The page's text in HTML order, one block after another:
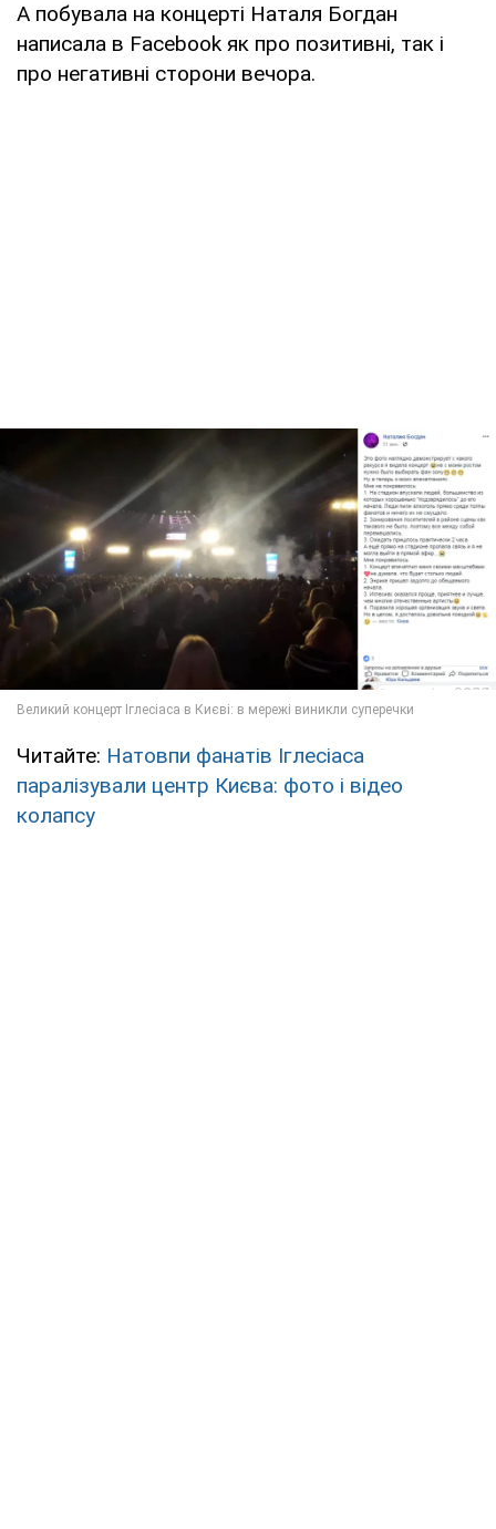
А побувала на концерті Наталя Богдан
написала в Facebook як про позитивні, так і
про негативні сторони вечора.
Читайте: Натовпи фанатів Іглесіаса
паралізували центр Києва: фото і відео
колапсу